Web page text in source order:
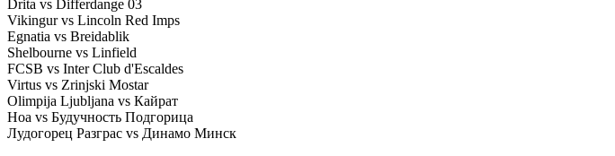
Drita vs Differdange 03
Vikingur vs Lincoln Red Imps
Egnatia vs Breidablik
Shelbourne vs Linfield
FCSB vs Inter Club d'Escaldes
Virtus vs Zrinjski Mostar
Olimpija Ljubljana vs Кайрат
Ноа vs Будучность Подгорица
Лудогорец Разграс vs Динамо Минск